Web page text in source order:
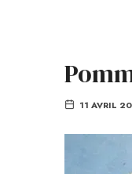
11 AVRIL